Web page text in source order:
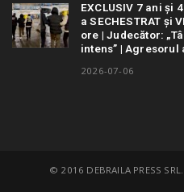
EXCLUSIV 7 ani și
a SECHESTRAT și
ore | Judecător:
intens” |
2026-07-06
© 2016 DEBRAILA PRESS